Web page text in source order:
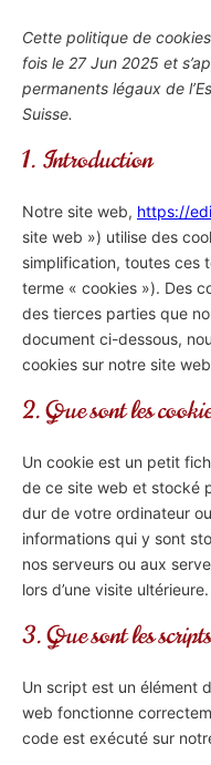
Cette politique de
fois le 27 Jun 2025 et
permanents légaux de
Suisse.
1. Introduction
Notre site web, https://
site web ») utilise des
simplification, toutes ces
terme « cookies »). Des
des tierces parties que
document ci-dessous,
cookies sur notre site
2. Que sont les
Un cookie est un petit
de ce site web et stocké
dur de votre ordinateur
informations qui y sont
nos serveurs ou aux
lors d’une visite ultérieure.
3. Que sont les
Un script est un élément
web fonctionne
code est exécuté sur